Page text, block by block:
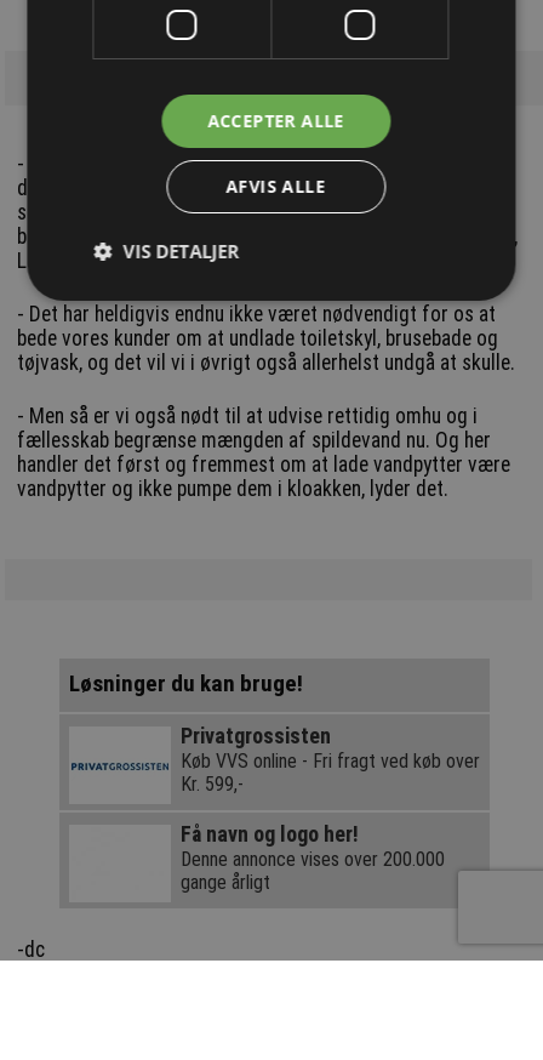
- Derfor tager vi også en snak med folk, når vi ser det, for
det er klart vores indtryk, at folk simpelthen ikke ved, at de
skal undlade at lede overfladevandet fra deres haver og
belægninger til kloaksystemet, siger spildevandschef i Fors,
Lars Lund Schjødt, og uddyber:
- Det har heldigvis endnu ikke været nødvendigt for os at
bede vores kunder om at undlade toiletskyl, brusebade og
tøjvask, og det vil vi i øvrigt også allerhelst undgå at skulle.
- Men så er vi også nødt til at udvise rettidig omhu og i
fællesskab begrænse mængden af spildevand nu. Og her
handler det først og fremmest om at lade vandpytter være
vandpytter og ikke pumpe dem i kloakken, lyder det.
Løsninger du kan bruge!
Privatgrossisten
Køb VVS online - Fri fragt ved køb over
Kr. 599,-
Få navn og logo her!
Denne annonce vises over 200.000
gange årligt
-dc
ACCEPTER ALLE
AFVIS ALLE
VIS DETALJER